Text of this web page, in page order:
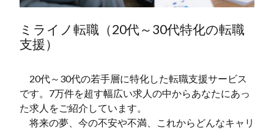
ミライノ転職（20代～30代特化の転職
支援）
20代～30代の若手層に特化した転職支援サービス
です。7万件を超す幅広い求人の中からあなたにあっ
た求人をご紹介しています。
将来の夢、今の不安や不満、これからどんなキャリ